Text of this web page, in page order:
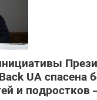
UA спасена
и